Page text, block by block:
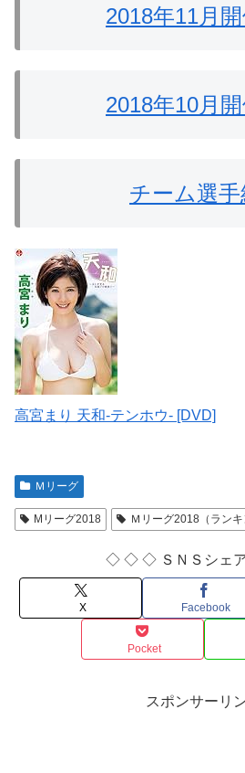
2018年11月
2018年10月
チーム選手
高宮まり 天和-テンホウ- [DVD]
Ｍリーグ
Mリーグ2018 Ｍリーグ2018（ランキ
◇ ◇ ◇ ＳＮＳシェ
X Facebook
Pocket
スポンサーリ